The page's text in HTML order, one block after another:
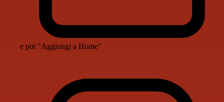
e poi "Aggiungi a Home"